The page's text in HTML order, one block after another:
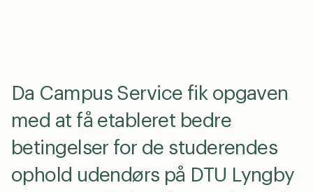
Da Campus Service fik opgaven
med at få etableret bedre
betingelser for de studerendes
ophold udendørs på DTU Lyngby